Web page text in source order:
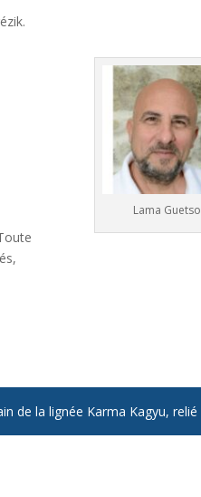
Lama Guetso
de la lignée Karma Kagyu, relié